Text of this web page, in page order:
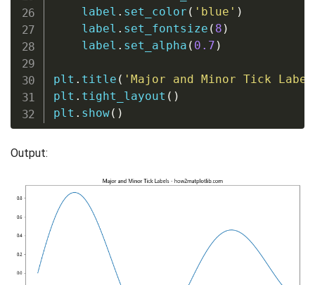
    label
. set_color ( 'blue' )
    label
. set_fontsize ( 8 )
    label
. set_alpha ( 0.7 )
plt . title ( 'Major and Minor Tick
plt . tight_layout ( )
plt . show( )
Output: